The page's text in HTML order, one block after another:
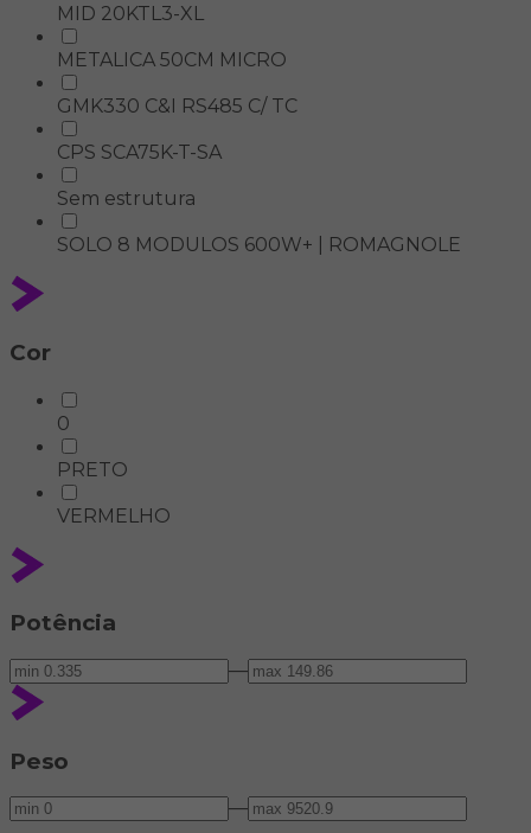
MID 20KTL3-XL
METALICA 50CM MICRO
GMK330 C&I RS485 C/ TC
CPS SCA75K-T-SA
Sem estrutura
SOLO 8 MODULOS 600W+ | ROMAGNOLE
Cor
0
PRETO
VERMELHO
Potência
—
Peso
—